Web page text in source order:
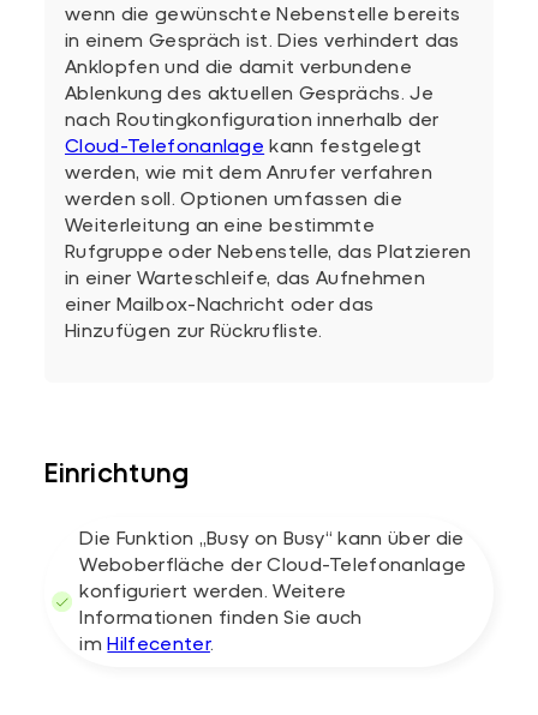
wenn die gewünschte Nebenstelle bereits
in einem Gespräch ist. Dies verhindert das
Anklopfen und die damit verbundene
Ablenkung des aktuellen Gesprächs. Je
nach Routingkonfiguration innerhalb der
Cloud-Telefonanlage kann festgelegt
werden, wie mit dem Anrufer verfahren
werden soll. Optionen umfassen die
Weiterleitung an eine bestimmte
Rufgruppe oder Nebenstelle, das Platzieren
in einer Warteschleife, das Aufnehmen
einer Mailbox-Nachricht oder das
Hinzufügen zur Rückrufliste.
Einrichtung
Die Funktion „Busy on Busy“ kann über die
Weboberfläche der Cloud-Telefonanlage
konfiguriert werden. Weitere
Informationen finden Sie auch
imHilfecenter.